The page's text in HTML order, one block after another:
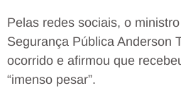
Pelas redes sociais, o
Segurança Pública Anderson
ocorrido e afirmou que
“imenso pesar”.